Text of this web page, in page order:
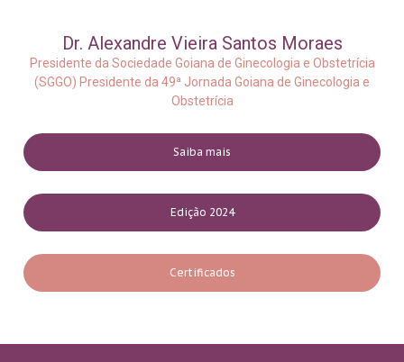
Dr. Alexandre Vieira Santos Moraes
Presidente da Sociedade Goiana de Ginecologia e Obstetrícia
(SGGO) Presidente da 49ª Jornada Goiana de Ginecologia e
Obstetrícia
Saiba mais
Edição 2024
Certificados